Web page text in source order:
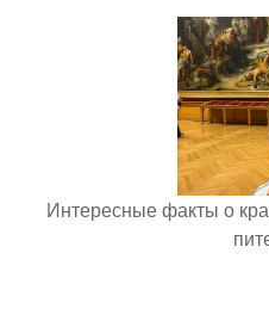
Интересные факты о